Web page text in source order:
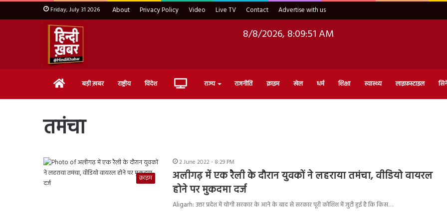
Friday, July 31 2026 About Privacy Policy Video Live TV Contact Advertise with us
8/8/2026, 8:09:52 AM
Home बड़ी ख़बर राष्ट्रीय विदेश Live राज्य राजनीति क्राइम खेल धर्म शिक्षा स्वास्थ्य लाइफ़स्टाइल
तमंचा
क्राइम
2 June 2022 - 8:29 PM
अलीगढ़ में एक रैली के दौरान युवकों ने लहराया तमंचा, वीडियो वायरल
होने पर मुकदमा दर्ज
Aligarh: उत्तर प्रदेश में योगी सरकार के आने के बाद से सरकार पूरी कोशिश में जुटी हुई है कि किस…